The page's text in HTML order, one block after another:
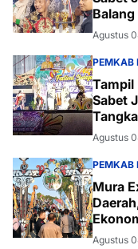
Agustus
PEMKAB
Tampil
Sabet
Agustus
PEMKAB
Mura
Agustus